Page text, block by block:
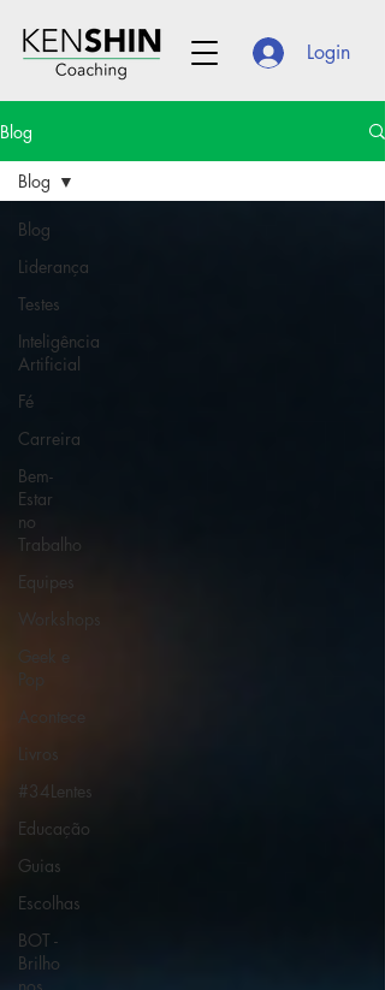
Login
Blog
Blog
Liderança
Testes
Inteligência
Artificial
Fé
Carreira
Bem-
Estar
no
Trabalho
Equipes
Workshops
Pop
Livros
#34Lentes
Educação
Guias
Escolhas
BOT -
Brilho
Blog